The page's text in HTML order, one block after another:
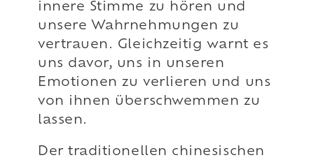
innere Stimme zu hören und
unsere Wahrnehmungen zu
vertrauen. Gleichzeitig warnt es
uns davor, uns in unseren
Emotionen zu verlieren und uns
von ihnen überschwemmen zu
lassen.
Der traditionellen chinesischen